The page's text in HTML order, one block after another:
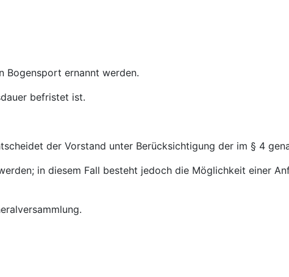
Bogensport ernannt werden.
befristet ist.
der Vorstand unter Berücksichtigung der im § 4
in diesem Fall besteht jedoch die Möglichkeit einer